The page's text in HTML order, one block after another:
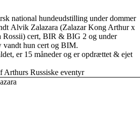
national hundeudstilling under dommer
Alvik Zalazara (Zalazar Kong Arthur x
Rossii) cert, BIR & BIG 2 og under
hun cert og BIM.
er 15 måneder og er opdrættet & ejet
Arthurs Russiske eventyr